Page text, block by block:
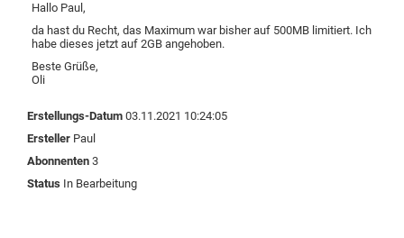
Hallo Paul,
da hast du Recht, das Maximum war bisher auf 500MB limitiert. Ich
habe dieses jetzt auf 2GB angehoben.
Beste Grüße,
Oli
Erstellungs-Datum 03.11.2021 10:24:05
Ersteller Paul
Abonnenten 3
Status In Bearbeitung